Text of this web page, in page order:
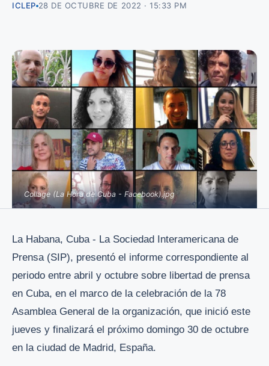
ICLEP 28 DE OCTUBRE DE 2022 · 15:33 PM
Collage (La Hora de Cuba - Facebook).jpg
La Habana, Cuba - La Sociedad Interamericana de
Prensa (SIP), presentó el informe correspondiente al
periodo entre abril y octubre sobre libertad de prensa
en Cuba, en el marco de la celebración de la 78
Asamblea General de la organización, que inició este
jueves y finalizará el próximo domingo 30 de octubre
en la ciudad de Madrid, España.